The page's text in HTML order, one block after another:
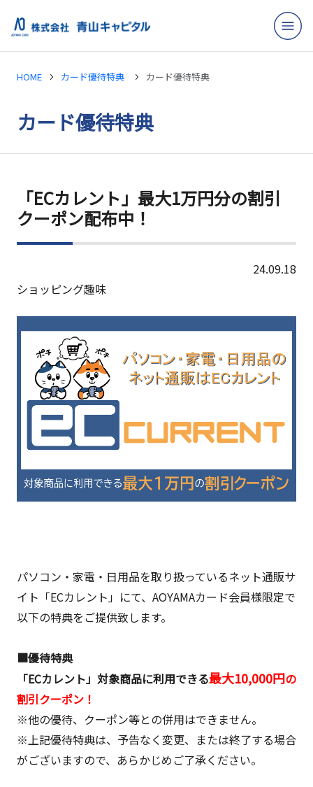
HOME カード優待特典 カード優待特典
カード優待特典
「ECカレント」最大1万円分の割引
クーポン配布中！
24.09.18
ショッピング趣味
パソコン・家電・日用品を取り扱っているネット通販サ
イト「ECカレント」にて、AOYAMAカード会員様限定で
以下の特典をご提供致します。
■優待特典
「ECカレント」対象商品に利用できる最大10,000円の
割引クーポン！
※他の優待、クーポン等との併用はできません。
※上記優待特典は、予告なく変更、または終了する場合
がございますので、あらかじめご了承ください。